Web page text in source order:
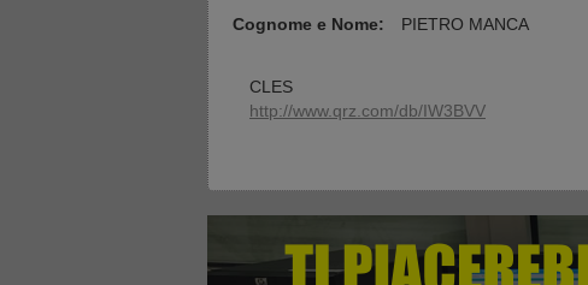
Cognome e Nome: PIETRO MANCA
Indirizzo:
CLES
Sito web o indirizzo QRZ:
http://www.qrz.com/db/IW3BVV